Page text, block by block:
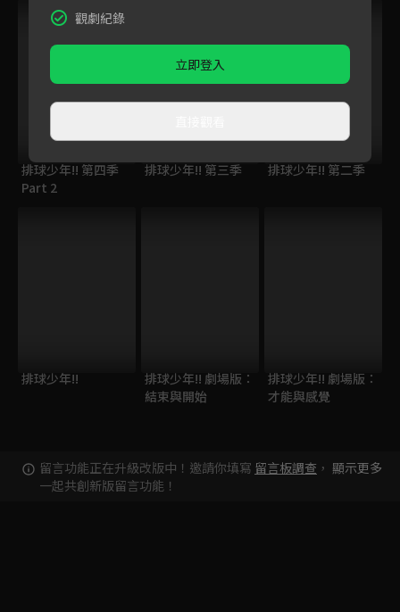
排球少年!! 第四季
Part 2
排球少年!! 第三季 排球少年!! 第二季
排球少年!!
排球少年!! 劇場版：
結束與開始
排球少年!! 劇場版：
才能與感覺
留言功能正在升級改版中！邀請你填寫 留言板調查 ，
一起共創新版留言功能！
顯示更多
觀劇紀錄
立即登入